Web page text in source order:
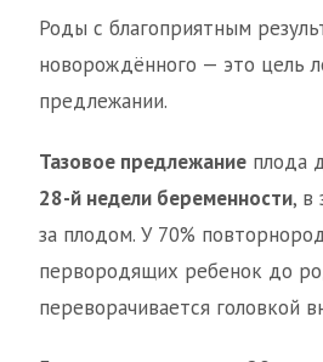
Роды с благоприятным
новорождённого — это цель
предлежании.
Тазовое предлежание плода
28-й недели беременности, в
за плодом. У 70%
первородящих ребенок до
переворачивается головкой